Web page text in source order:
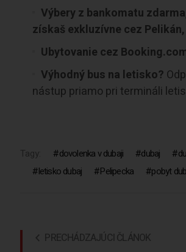
Výbery z bankomatu
získaš exkluzívne cez
Ubytovanie cez
Výhodný bus na letisko?
nástup priamo pri termináli
Tagy: dovolenka v dubaji dubaj
letisko dubaj
Pelipecka pobyt
PRECHÁDZAJÚCI ČLÁNOK